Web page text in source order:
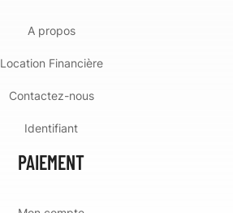
A propos
Location Financière
Contactez-nous
Identifiant
PAIEMENT